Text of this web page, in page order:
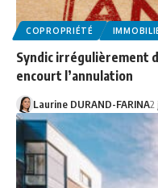
COPROPRIÉTÉ
Syndic irrégulièrement
encourt l’annulation
Laurine DURAND-FARINA2